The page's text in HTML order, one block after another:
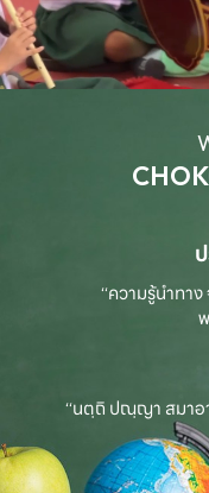
“ความรู้นำทาง
“นตฺถิ ปณฺญา สมาอ